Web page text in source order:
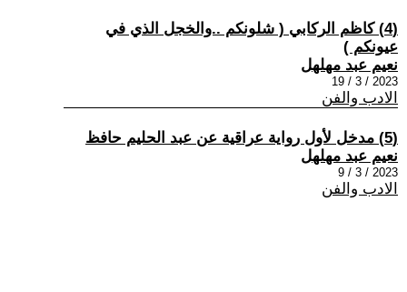
(4) كاظم الركابي ( شلونكم ..والخجل الذي في
عيونكم )
نعيم عبد مهلهل
2023 / 3 / 19
الادب والفن
(5) مدخل لأول رواية عراقية عن عبد الحليم حافظ
نعيم عبد مهلهل
2023 / 3 / 9
الادب والفن